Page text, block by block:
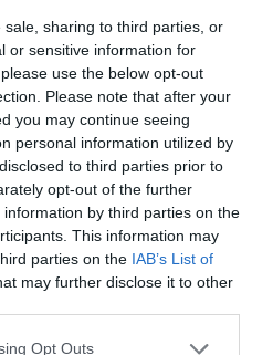
sharing to third parties, or
or sensitive information for
use the below opt-out
Please note that after your
you may continue seeing
personal information utilized by
to third parties prior to
opt-out of the further
by third parties on the
This information may
parties on the IAB’s List of
may further disclose it to other
Opt Outs